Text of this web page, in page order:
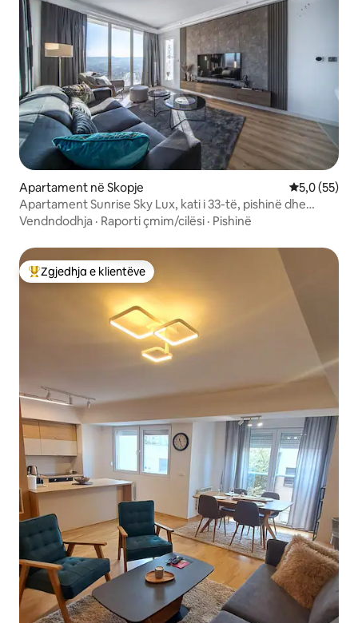
Apartament në Skopje Vlerësimi
5,0 (55)
Apartament Sunrise Sky Lux, kati i 33-të, pishinë dhe
fitnes
Vendndodhja · Raporti çmim/cilësi · Pishinë
Më të mirat e zgjedhjeve të klientëve
Zgjedhja e klientëve